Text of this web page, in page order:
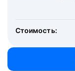
Стоимость: